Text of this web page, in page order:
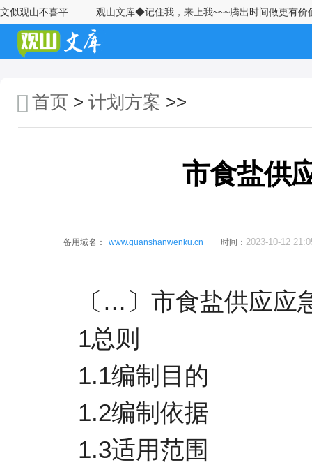
文似观山不喜平 — — 观山文库◆记住我，来上我~~~腾出时间做更有价
首页 > 计划方案 >>
市食盐供
备用域名： www.guanshanwenku.cn 时间： 2023-10-12
〔…〕市食盐供应应
1总则
1.1编制目的
1.2编制依据
1.3适用范围
街道2026年度工作要点
特种设备检验研究所2026年重点
建材化工(集团)股份有限公司铸
市民政局2026年民政工作要点
示范学校创建和台州市近视防控
特色学校推荐工作的通知
境外来乡返乡人员疫情防控方案
贷”突出问题专项整治工作计划
重点生态环境保护工作督查方案
街道生活垃圾分类提质增效工作